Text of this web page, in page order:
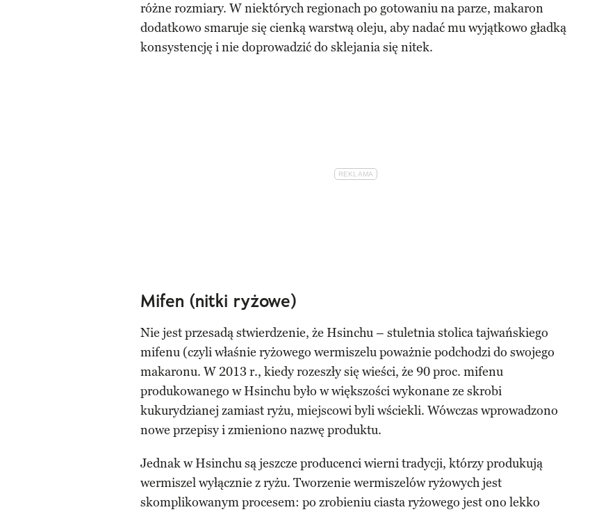
różne rozmiary. W niektórych regionach po gotowaniu na parze, makaron
dodatkowo smaruje się cienką warstwą oleju, aby nadać mu wyjątkowo gładką
konsystencję i nie doprowadzić do sklejania się nitek.
Mifen (nitki ryżowe)
Nie jest przesadą stwierdzenie, że Hsinchu – stuletnia stolica tajwańskiego
mifenu (czyli właśnie ryżowego wermiszelu poważnie podchodzi do swojego
makaronu. W 2013 r., kiedy rozeszły się wieści, że 90 proc. mifenu
produkowanego w Hsinchu było w większości wykonane ze skrobi
kukurydzianej zamiast ryżu, miejscowi byli wściekli. Wówczas wprowadzono
nowe przepisy i zmieniono nazwę produktu.
Jednak w Hsinchu są jeszcze producenci wierni tradycji, którzy produkują
wermiszel wyłącznie z ryżu. Tworzenie wermiszelów ryżowych jest
skomplikowanym procesem: po zrobieniu ciasta ryżowego jest ono lekko